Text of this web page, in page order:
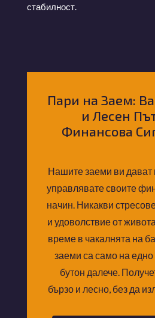
стабилност.
Пари на Заем:
и Лесен
Финансова
Нашите заеми ви дават
управлявате своите
начин. Никакви
и удоволствие от
време в чакалнята на
заеми са само на едно
бутон далече.
бързо и лесно, без да